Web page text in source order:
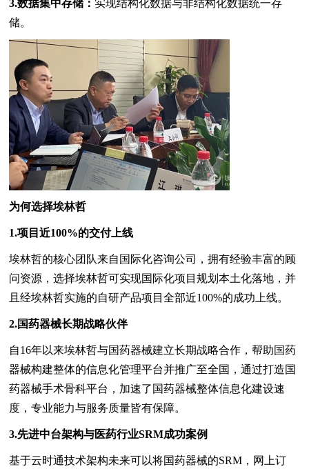
3.数据集中存储： 实现结构化数据与非结构化数据统一存
储。
为何选择埃林哲
1.项目近100%的交付上线
埃林哲的核心团队来自国际化咨询公司，拥有经验丰富的顾
问资源，选择埃林哲可实现国际化项目规划本土化落地，并
且经埃林哲实施的自研产品项目全部近100%的成功上线。
2.国药器械长期战略伙伴
自16年以来埃林哲与国药器械建立长期战略合作，帮助国药
器械构建整体的信息化管理平台并推广至全国，通过打造国
药器械手术骨科平台，加速了国药器械整体信息化建设速
度，专业能力与服务质量皆有保障。
3.先进中台架构与医药行业SRM成功案例
基于云时通技术架构未来可以将国药器械的SRM，网上订